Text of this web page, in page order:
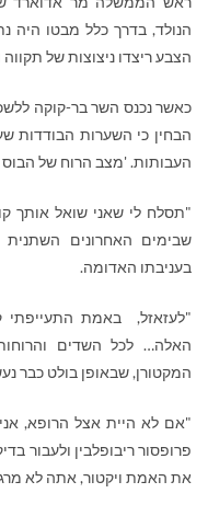
הנולד, בדרך כלל מבטו היה
הצבע ריצדו ניצוצות של תקווה
כאשר נכנס השר בר-קוקה
הבחין כי השערות הבודדות
העבותות. 'מצב הרוח של
"תסלח לי שאני שואל אותך
שבימים האחרונים
בעניבתו האדומה.
"לעזאזל, באמת התעייפתי
האלה… לכל השדים
המקטורן, שבאופן בולט כבר
"אם לא היית אצל הרופא,
פרופסור ריבופלבין ולעבור
את האמת ויקטור, אתה לא